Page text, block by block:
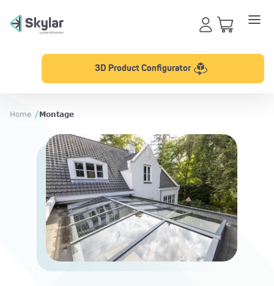
3D Product Configurator
Home /Montage